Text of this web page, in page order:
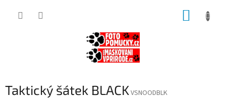
Taktický šátek BLACKVSNOODBLK